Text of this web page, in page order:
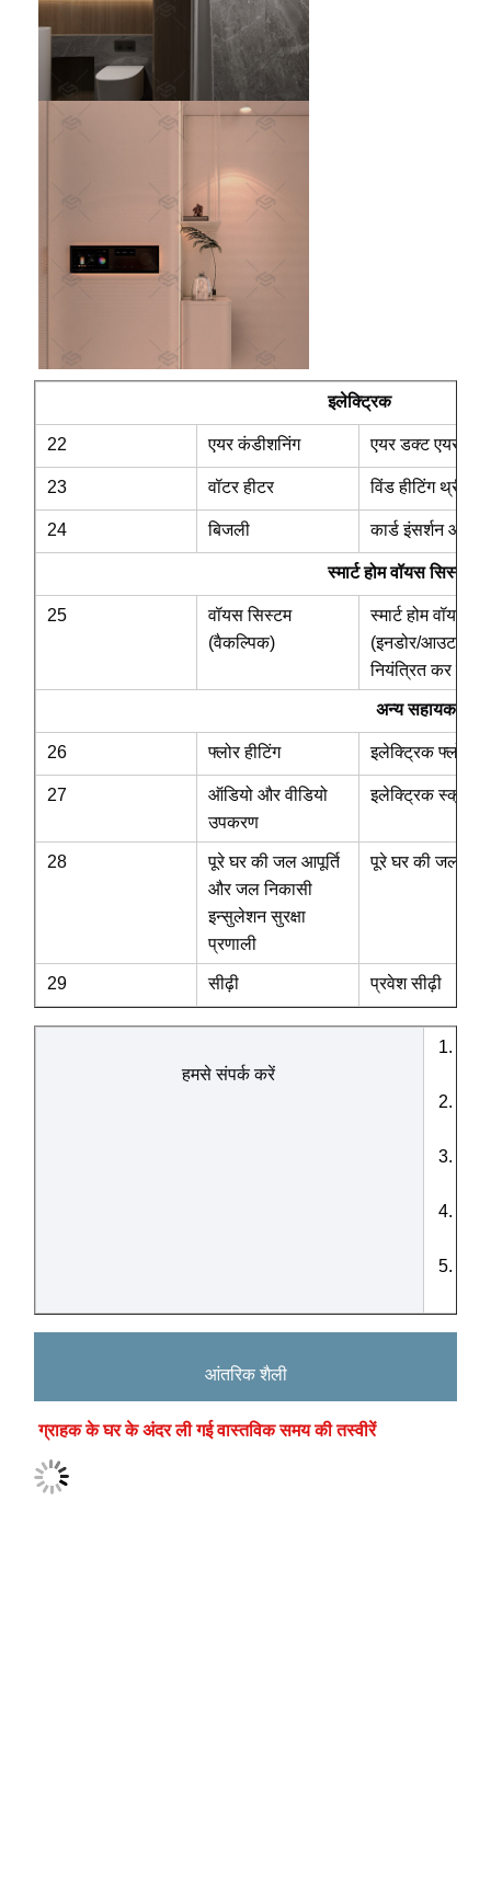
इलेक्ट्रिक
22 एयर कंडीशनिंग एयर डक्ट एयर
23 वॉटर हीटर विंड हीटिंग थ्री-
24 बिजली कार्ड इंसर्शन और
स्मार्ट होम वॉयस सिस्टम
25
वॉयस सिस्टम
(वैकल्पिक)
स्मार्ट होम वॉयस
(इनडोर/आउटडोर
नियंत्रित कर
अन्य सहायक
26 फ्लोर हीटिंग इलेक्ट्रिक फ्लोर
27
ऑडियो और वीडियो
उपकरण
इलेक्ट्रिक स्क्रीन
28
पूरे घर की जल आपूर्ति
और जल निकासी
इन्सुलेशन सुरक्षा
प्रणाली
पूरे घर की जल
29 सीढ़ी प्रवेश सीढ़ी
हमसे संपर्क करें
आंतरिक शैली
ग्राहक के घर के अंदर ली गई वास्तविक समय की तस्वीरें